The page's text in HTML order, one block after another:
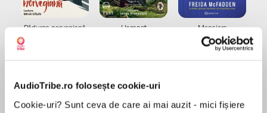
AudioTribe.ro folosește cookie-uri
Cookie-uri? Sunt ceva de care ai mai auzit - mici fișiere
Pădurea norvegiană Hamnet Menajera
Freida McFadden